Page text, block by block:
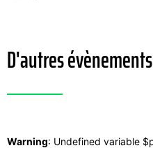
D'autres
Warning: Undefined variable